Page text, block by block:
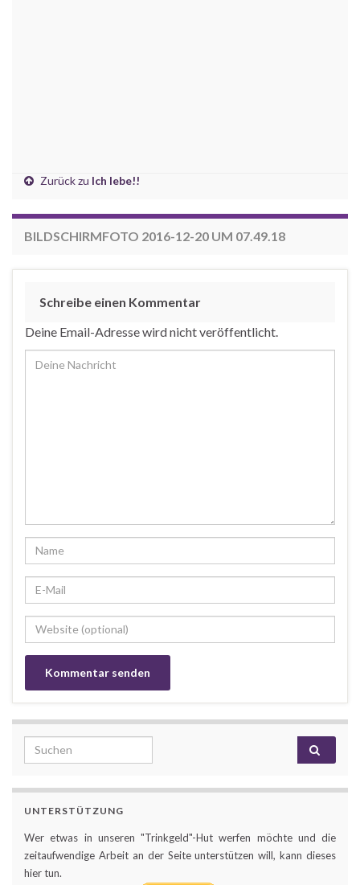
Zurück zu Ich lebe!!
BILDSCHIRMFOTO 2016-12-20 UM 07.49.18
Schreibe einen Kommentar
Deine Email-Adresse wird nicht veröffentlicht.
Search for:
UNTERSTÜTZUNG
Wer etwas in unseren "Trinkgeld"-Hut werfen möchte und die
zeitaufwendige Arbeit an der Seite unterstützen will, kann dieses
hier tun.